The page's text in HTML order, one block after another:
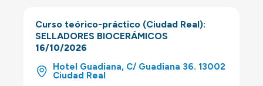
Curso teórico-práctico (Ciudad Real):
SELLADORES BIOCERÁMICOS
16/10/2026
Hotel Guadiana, C/ Guadiana 36. 13002
Ciudad Real